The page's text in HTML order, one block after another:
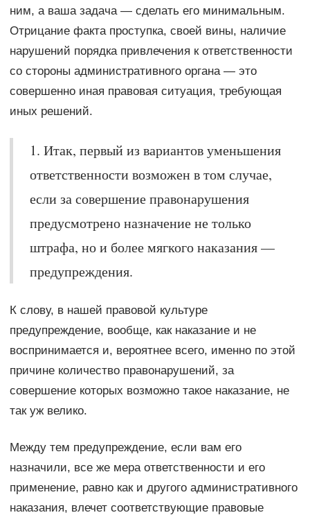
ним, а ваша задача — сделать его минимальным.
Отрицание факта проступка, своей вины, наличие
нарушений порядка привлечения к ответственности
со стороны административного органа — это
совершенно иная правовая ситуация, требующая
иных решений.
1. Итак, первый из вариантов уменьшения
ответственности возможен в том случае,
если за совершение правонарушения
предусмотрено назначение не только
штрафа, но и более мягкого наказания —
предупреждения.
К слову, в нашей правовой культуре
предупреждение, вообще, как наказание и не
воспринимается и, вероятнее всего, именно по этой
причине количество правонарушений, за
совершение которых возможно такое наказание, не
так уж велико.
Между тем предупреждение, если вам его
назначили, все же мера ответственности и его
применение, равно как и другого административного
наказания, влечет соответствующие правовые